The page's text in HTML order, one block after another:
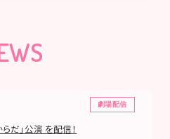
劇場配信
だ」公演 を配信！